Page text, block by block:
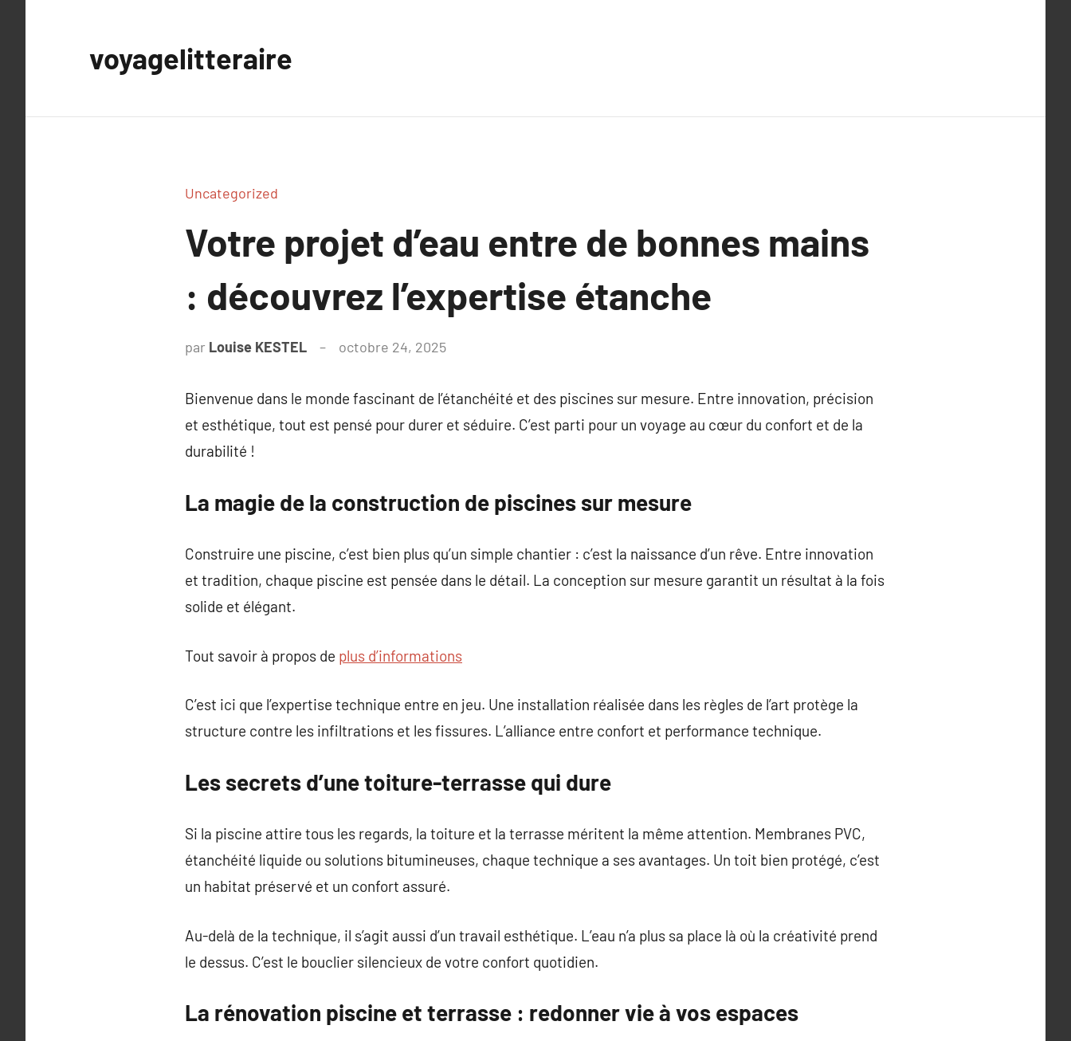
voyagelitteraire
Uncategorized
Votre projet d’eau entre de bonnes mains
: découvrez l’expertise étanche
par Louise KESTEL octobre 24, 2025
Bienvenue dans le monde fascinant de l’étanchéité et des piscines sur mesure. Entre innovation, précision
et esthétique, tout est pensé pour durer et séduire. C’est parti pour un voyage au cœur du confort et de la
durabilité !
La magie de la construction de piscines sur mesure
Construire une piscine, c’est bien plus qu’un simple chantier : c’est la naissance d’un rêve. Entre innovation
et tradition, chaque piscine est pensée dans le détail. La conception sur mesure garantit un résultat à la fois
solide et élégant.
Tout savoir à propos de plus d’informations
C’est ici que l’expertise technique entre en jeu. Une installation réalisée dans les règles de l’art protège la
structure contre les infiltrations et les fissures. L’alliance entre confort et performance technique.
Les secrets d’une toiture-terrasse qui dure
Si la piscine attire tous les regards, la toiture et la terrasse méritent la même attention. Membranes PVC,
étanchéité liquide ou solutions bitumineuses, chaque technique a ses avantages. Un toit bien protégé, c’est
un habitat préservé et un confort assuré.
Au-delà de la technique, il s’agit aussi d’un travail esthétique. L’eau n’a plus sa place là où la créativité prend
le dessus. C’est le bouclier silencieux de votre confort quotidien.
La rénovation piscine et terrasse : redonner vie à vos espaces